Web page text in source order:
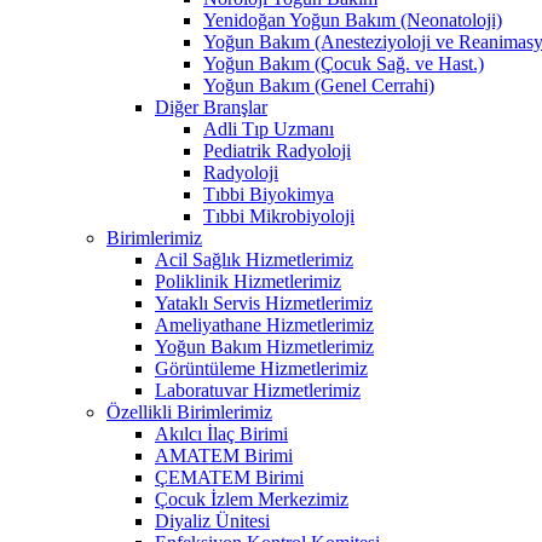
Yenidoğan Yoğun Bakım (Neonatoloji)
Yoğun Bakım (Anesteziyoloji ve
Yoğun Bakım (Çocuk Sağ. ve Hast.)
Yoğun Bakım (Genel Cerrahi)
Diğer Branşlar
Adli Tıp Uzmanı
Pediatrik Radyoloji
Radyoloji
Tıbbi Biyokimya
Tıbbi Mikrobiyoloji
Birimlerimiz
Acil Sağlık Hizmetlerimiz
Poliklinik Hizmetlerimiz
Yataklı Servis Hizmetlerimiz
Ameliyathane Hizmetlerimiz
Yoğun Bakım Hizmetlerimiz
Görüntüleme Hizmetlerimiz
Laboratuvar Hizmetlerimiz
Özellikli Birimlerimiz
Akılcı İlaç Birimi
AMATEM Birimi
ÇEMATEM Birimi
Çocuk İzlem Merkezimiz
Diyaliz Ünitesi